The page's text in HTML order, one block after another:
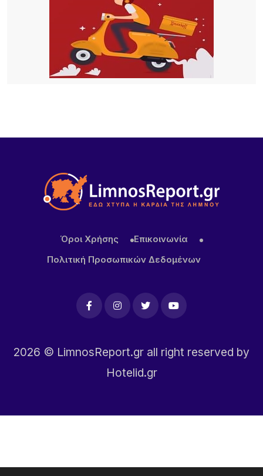
Καιρός: Ζέστη με 32 βαθμούς και ισχυροί βοριάδες
έως 7 μποφόρ σήμερα 9/8
18 ΏΡΕΣ ΠΡΙΝ
Αποκαθίσταται σταδιακά η υδροδότηση στο
Όροι Χρήσης
Επικοινωνία
Πολιτική Προσωπικών Δεδομένων
2026 © LimnosReport.gr all right reserved by
Hotelid.gr